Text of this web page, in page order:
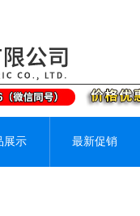
展示 最新促销